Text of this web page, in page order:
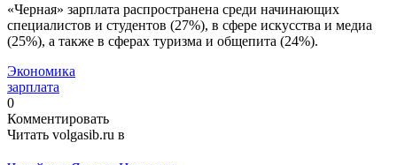
«Черная» зарплата распространена среди начинающих
специалистов и студентов (27%), в сфере искусства и медиа
(25%), а также в сферах туризма и общепита (24%).
Экономика
зарплата
0
Комментировать
Читать volgasib.ru в